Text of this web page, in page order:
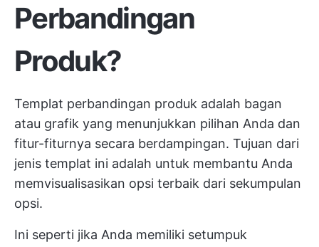
Perbandingan
Produk?
Templat perbandingan produk adalah bagan
atau grafik yang menunjukkan pilihan Anda dan
fitur-fiturnya secara berdampingan. Tujuan dari
jenis templat ini adalah untuk membantu Anda
memvisualisasikan opsi terbaik dari sekumpulan
opsi.
Ini seperti jika Anda memiliki setumpuk